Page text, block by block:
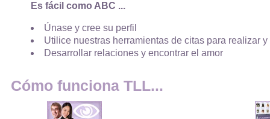
Es fácil como ABC ...
Únase y cree su perfil
Utilice nuestras herramientas de citas para realizar
Desarrollar relaciones y encontrar el amor
Cómo funciona TLL...